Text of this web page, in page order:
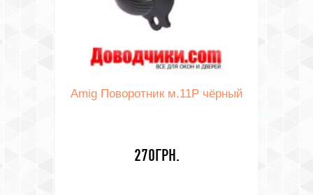
Amig Поворотник м.11Р чёрный
270ГРН.